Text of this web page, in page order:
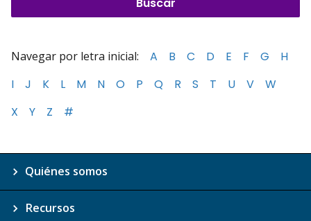
Navegar por letra inicial: A B C D E F G
H
I
J K L M N O P Q R S T U V
W
X
Y Z #
Quiénes somos
Recursos